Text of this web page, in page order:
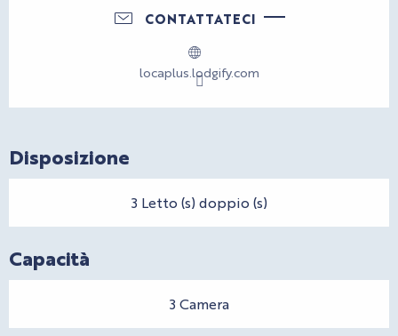
CONTATTATECI
locaplus.lodgify.com
Disposizione
3 Letto (s) doppio (s)
Capacità
3 Camera